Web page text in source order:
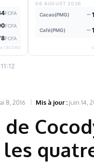
FCFA
FCFA
FCFA
/ BCEAO
06 AUGUST 2026
Cacao(PMG)
Café(PMG)
8, 2016 Mis à jour : juin 14,